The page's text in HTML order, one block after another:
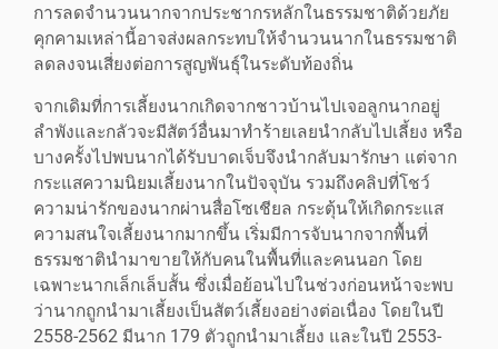
การลดจำนวนนากจากประชากรหลักในธรรมชาติด้วยภัย
คุกคามเหล่านี้อาจส่งผลกระทบให้จำนวนนากในธรรมชาติ
ลดลงจนเสี่ยงต่อการสูญพันธุ์ในระดับท้องถิ่น
จากเดิมที่การเลี้ยงนากเกิดจากชาวบ้านไปเจอลูกนากอยู่
ลำพังและกลัวจะมีสัตว์อื่นมาทำร้ายเลยนำกลับไปเลี้ยง หรือ
บางครั้งไปพบนากได้รับบาดเจ็บจึงนำกลับมารักษา แต่จาก
กระแสความนิยมเลี้ยงนากในปัจจุบัน รวมถึงคลิปที่โชว์
ความน่ารักของนากผ่านสื่อโซเชียล กระตุ้นให้เกิดกระแส
ความสนใจเลี้ยงนากมากขึ้น เริ่มมีการจับนากจากพื้นที่
ธรรมชาตินำมาขายให้กับคนในพื้นที่และคนนอก โดย
เฉพาะนากเล็กเล็บสั้น ซึ่งเมื่อย้อนไปในช่วงก่อนหน้าจะพบ
ว่านากถูกนำมาเลี้ยงเป็นสัตว์เลี้ยงอย่างต่อเนื่อง โดยในปี
2558-2562 มีนาก 179 ตัวถูกนำมาเลี้ยง และในปี 2553-